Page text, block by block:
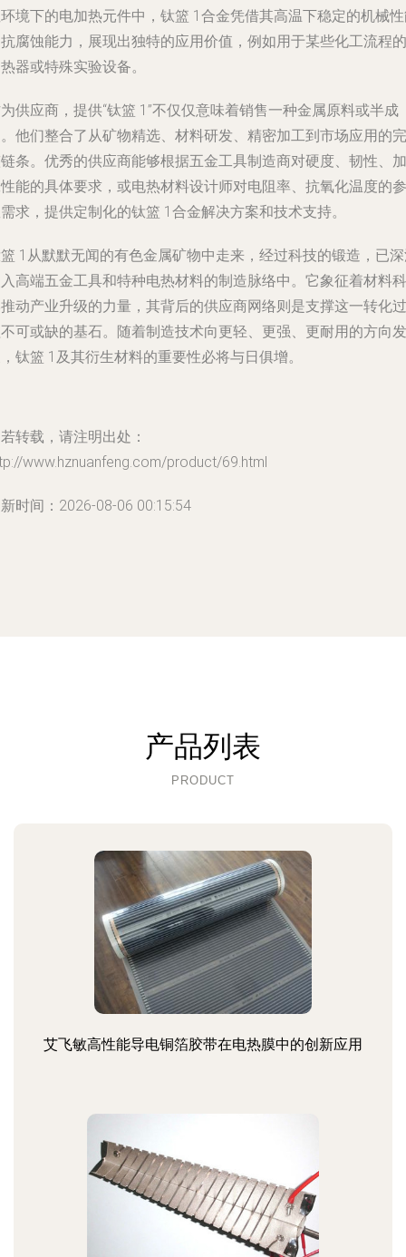
境下的电加热元件中，钛篮 1合金凭借其高温下稳定的机械
腐蚀能力，展现出独特的应用价值，例如用于某些化工流程的
器或特殊实验设备。
供应商，提供“钛篮 1”不仅仅意味着销售一种金属原料或半成
他们整合了从矿物精选、材料研发、精密加工到市场应用的完
条。优秀的供应商能够根据五金工具制造商对硬度、韧性、加
能的具体要求，或电热材料设计师对电阻率、抗氧化温度的参
求，提供定制化的钛篮 1合金解决方案和技术支持。
1从默默无闻的有色金属矿物中走来，经过科技的锻造，已
高端五金工具和特种电热材料的制造脉络中。它象征着材料科
动产业升级的力量，其背后的供应商网络则是支撑这一转化过
可或缺的基石。随着制造技术向更轻、更强、更耐用的方向发
钛篮 1及其衍生材料的重要性必将与日俱增。
转载，请注明出处：
www.hznuanfeng.com/product/69.html
时间：2026-08-06 00:15:54
产品列表
PRODUCT
艾飞敏高性能导电铜箔胶带在电热膜中的创新应用